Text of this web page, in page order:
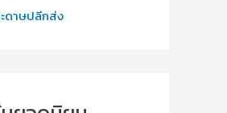
ดาษปลีกส่ง